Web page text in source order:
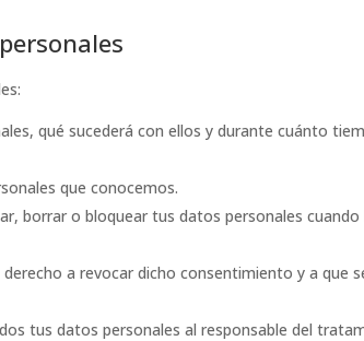
qué sucederá con ellos y durante cuánto
que conocemos.
borrar o bloquear tus datos personales cuando
a revocar dicho consentimiento y a que
tus datos personales al responsable del